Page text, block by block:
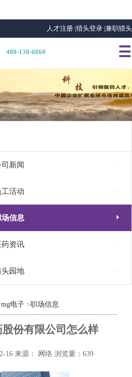
人才注册 |猎头登录 |兼职猎头
400-138-6860 
新闻
工活动
场信息 
药资讯
头园地
mg电子 >职场信息
份有限公司怎么样
16 来源： 网络 浏览量：639